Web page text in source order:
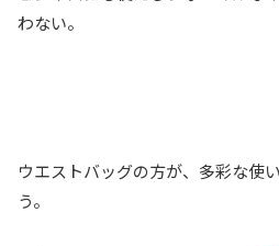
わない。
ウエストバッグの方が、多彩な使
う。